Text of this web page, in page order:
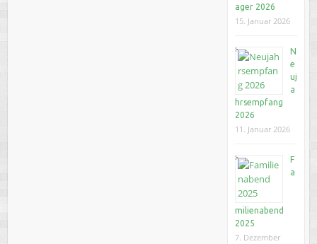
ager 2026
15. Januar 2026
N
e
uj
a
hrsempfang
2026
11. Januar 2026
F
a
milienabend
2025
7. Dezember